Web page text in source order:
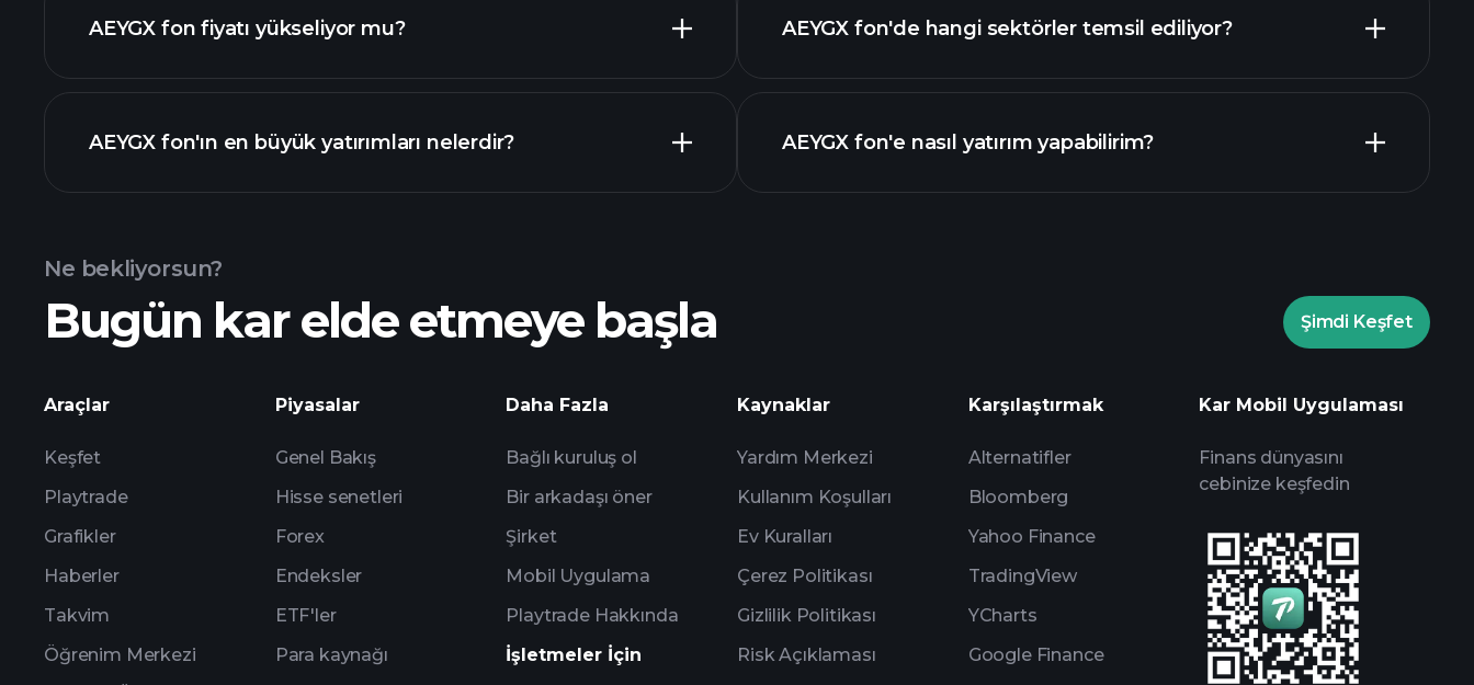
AEYGX fon fiyatı yükseliyor mu?
AEYGX fon'ın en büyük yatırımları nelerdir?
buradan
AEYGX fon'de hangi sektörler temsil ediliyor?
AEYGX fon'e nasıl yatırım yapabilirim?
Ne bekliyorsun?
Bugün kar elde etmeye başla Şimdi Keşfet
Araçlar
Keşfet
Playtrade
Grafikler
Haberler
Takvim
Öğrenim Merkezi
Piyasalar
Genel Bakış
Hisse senetleri
Forex
Endeksler
ETF'ler
Para kaynağı
Daha Fazla
Bağlı kuruluş ol
Bir arkadaşı öner
Şirket
Mobil Uygulama
Playtrade Hakkında
İşletmeler İçin
Kaynaklar
Yardım Merkezi
Kullanım Koşulları
Ev Kuralları
Çerez Politikası
Gizlilik Politikası
Risk Açıklaması
Karşılaştırmak
Alternatifler
Bloomberg
Yahoo Finance
TradingView
YCharts
Google Finance
Kar Mobil Uygulaması
Finans dünyasını
cebinize keşfedin